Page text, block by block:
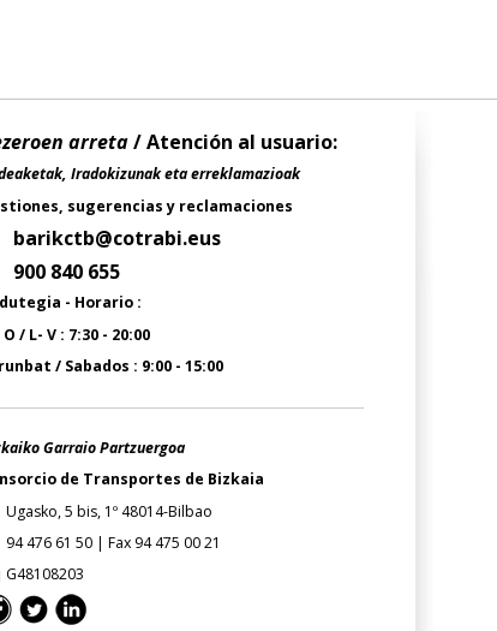
arreta/ Atención al usuario:
Iradokizunak eta erreklamazioak
sugerencias y reclamaciones
barikctb@cotrabi.eus
900 840 655
- Horario :
/ L- V : 7:30 - 20:00
/ Sabados : 9:00 - 15:00
Garraio Partzuergoa
de Transportes de Bizkaia
Ugasko, 5 bis, 1º 48014-Bilbao
94 476 61 50 | Fax 94 475 00 21
G48108203